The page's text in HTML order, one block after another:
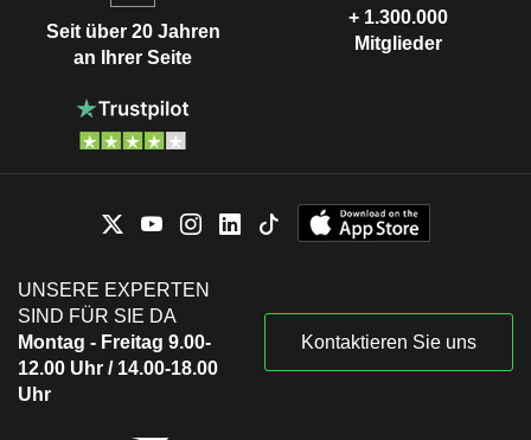
Seit über 20 Jahren
an Ihrer Seite
+ 1.300.000
Mitglieder
UNSERE EXPERTEN
SIND FÜR SIE DA
Montag - Freitag 9.00-
12.00 Uhr / 14.00-18.00
Uhr
Kontaktieren Sie uns